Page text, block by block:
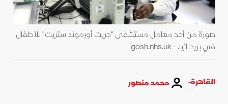
صورة من أحد معامل مستشفى "جريت أورموند ستريت" للأطفال
في بريطانيا. - gosh.nhs.uk
القاهرة- محمد منصور